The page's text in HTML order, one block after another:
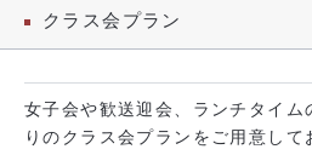
クラス会プラン
女子会や歓送迎会、ランチタイム
りのクラス会プランをご用意して